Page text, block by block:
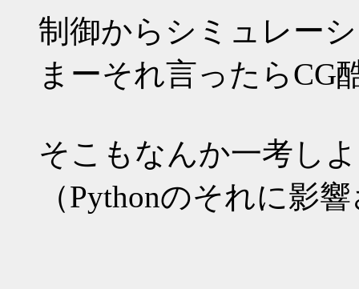
制御からシミュレー
まーそれ言ったらCG
そこもなんか一考し
（Pythonのそれに影